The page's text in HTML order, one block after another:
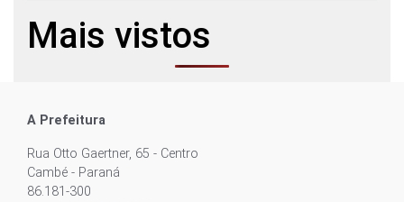
Mais vistos
A Prefeitura
Rua Otto Gaertner, 65 - Centro
Cambé - Paraná
86.181-300